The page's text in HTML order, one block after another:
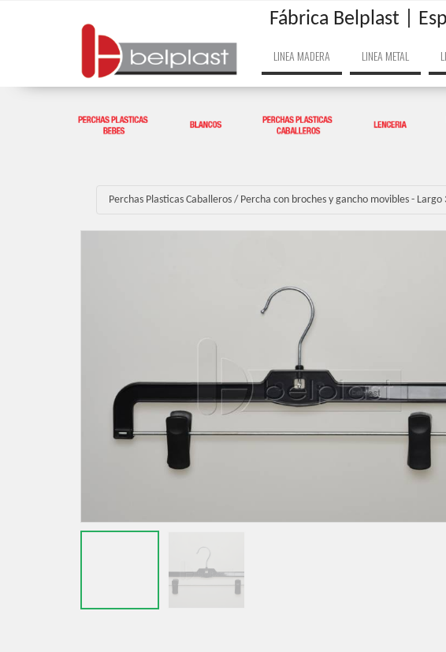
LINEA MADERA LINEA METAL
Fábrica Belplast |
Perchas Plasticas Caballeros / Percha con broches y gancho movibles - Largo